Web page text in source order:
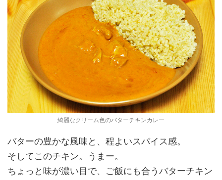
綺麗なクリーム色のバターチキンカレー
バターの豊かな風味と、程よいスパイス感。
そしてこのチキン。うまー。
ちょっと味が濃い目で、ご飯にも合うバターチキン